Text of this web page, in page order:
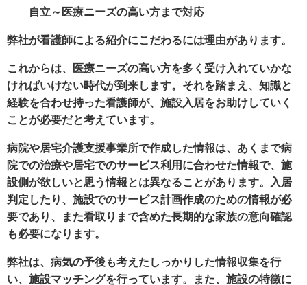
自立～医療ニーズの高い方まで対応
弊社が看護師による紹介にこだわるには理由があります。
これからは、医療ニーズの高い方を多く受け入れていかな
ければいけない時代が到来します。それを踏まえ、知識と
経験を合わせ持った看護師が、施設入居をお助けしていく
ことが必要だと考えています。
病院や居宅介護支援事業所で作成した情報は、あくまで病
院での治療や居宅でのサービス利用に合わせた情報で、施
設側が欲しいと思う情報とは異なることがあります。入居
判定したり、施設でのサービス計画作成のための情報が必
要であり、また看取りまで含めた長期的な家族の意向確認
も必要になります。
弊社は、病気の予後も考えたしっかりした情報収集を行
い、施設マッチングを行っています。また、施設の特徴に